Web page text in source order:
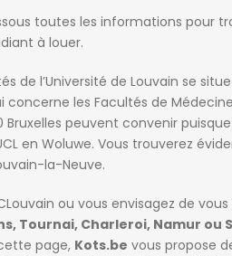
toutes les informations pour
à louer.
de l’Université de Louvain se
concerne les Facultés de
Bruxelles peuvent convenir
en Woluwe. Vous trouverez
la-Neuve.
ou vous envisagez de
Tournai, Charleroi, Namur ou
page, Kots.be vous propose